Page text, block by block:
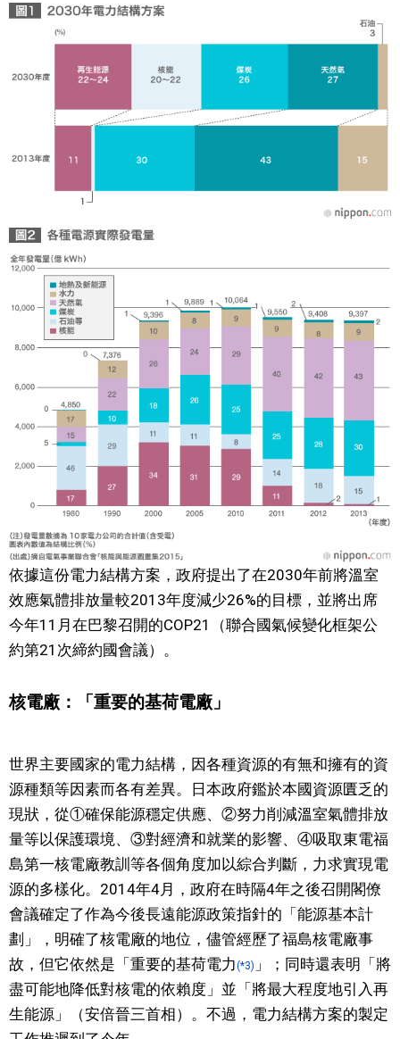
編輯部通知
依據這份電力結構方案，政府提出了在2030年前將溫室
效應氣體排放量較2013年度減少26%的目標，並將出席
今年11月在巴黎召開的COP21（聯合國氣候變化框架公
約第21次締約國會議）。
核電廠：「重要的基荷電廠」
世界主要國家的電力結構，因各種資源的有無和擁有的資
源種類等因素而各有差異。日本政府鑑於本國資源匱乏的
現狀，從①確保能源穩定供應、②努力削減溫室氣體排放
量等以保護環境、③對經濟和就業的影響、④吸取東電福
島第一核電廠教訓等各個角度加以綜合判斷，力求實現電
源的多樣化。2014年4月，政府在時隔4年之後召開閣僚
會議確定了作為今後長遠能源政策指針的「能源基本計
劃」，明確了核電廠的地位，儘管經歷了福島核電廠事
故，但它依然是「重要的基荷電力(*3) 」；同時還表明「將
盡可能地降低對核電的依賴度」並「將最大程度地引入再
生能源」（安倍晉三首相）。不過，電力結構方案的製定